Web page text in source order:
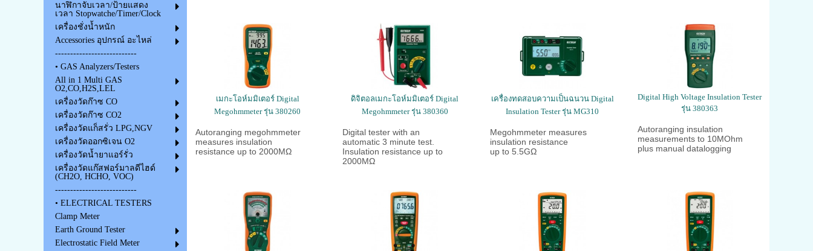
นาฬิกาจับเวลา/ป้ายแสดง
เวลา Stopwatche/Timer/Clock
เครื่องชั่งน้ำหนัก
Accessories อุปกรณ์ อะไหล่
---------------------------
• GAS Analyzers/Testers
All in 1 Multi GAS
O2,CO,H2S,LEL
เครื่องวัดก๊าซ CO
เครื่องวัดก๊าซ CO2
เครื่องวัดแก็สรั่ว LPG,NGV
เครื่องวัดออกซิเจน O2
เครื่องวัดน้ำยาแอร์รั่ว
เครื่องวัดแก๊สฟอร์มาลดีไฮด์
(CH2O, HCHO, VOC)
---------------------------
• ELECTRICAL TESTERS
Clamp Meter
Earth Ground Tester
Electrostatic Field Meter
เมกะโอห์มมิเตอร์ Digital
Megohmmeter รุ่น 380260
Autoranging megohmmeter
measures insulation
resistance up to 2000MΩ
ดิจิตอลเมกะโอห์มมิเตอร์ Digital
Megohmmeter รุ่น 380360
Digital tester with an
automatic 3 minute test.
Insulation resistance up to
2000MΩ
เครื่องทดสอบความเป็นฉนวน Digital
Insulation Tester รุ่น MG310
Megohmmeter measures
insulation resistance
up to 5.5GΩ
Digital High Voltage Insulation Tester
รุ่น 380363
Autoranging insulation
measurements to 10MOhm
plus manual datalogging